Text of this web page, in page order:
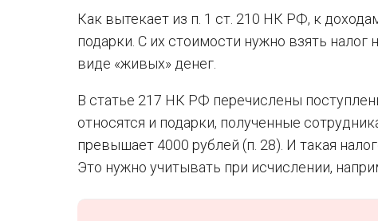
Как вытекает из п. 1 ст. 210 НК РФ, к
подарки. С их стоимости нужно взять
виде «живых» денег.
В статье 217 НК РФ перечислены
относятся и подарки, полученные
превышает 4000 рублей (п. 28). И такая
Это нужно учитывать при исчислении,